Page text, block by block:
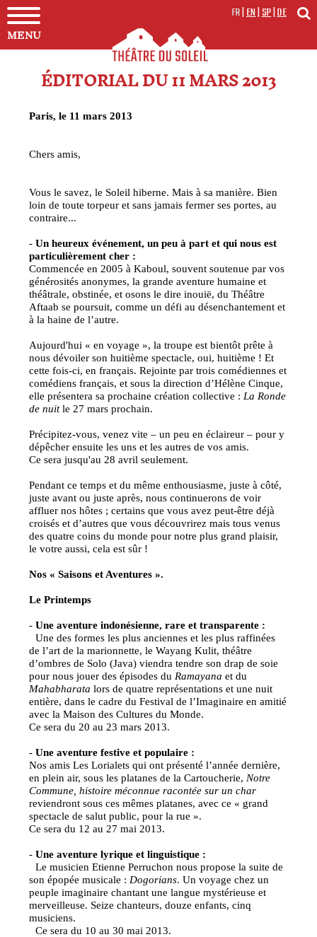
MENU
FR|EN|SP|DE
ÉDITORIAL DU 11 MARS 2013
Paris, le 11 mars 2013
Chers amis,
Vous le savez, le Soleil hiberne. Mais à sa manière. Bien
loin de toute torpeur et sans jamais fermer ses portes, au
contraire...
-Un heureux événement, un peu à part et qui nous est
particulièrement cher :
Commencée en 2005 à Kaboul, souvent soutenue par vos
générosités anonymes, la grande aventure humaine et
théâtrale, obstinée, et osons le dire inouië, du Théâtre
Aftaab se poursuit, comme un défi au désenchantement et
à la haine de l’autre.
Aujourd'hui « en voyage », la troupe est bientôt prête à
nous dévoiler son huitième spectacle, oui, huitième ! Et
cette fois-ci, en français. Rejointe par trois comédiennes et
comédiens français, et sous la direction d’Hélène Cinque,
elle présentera sa prochaine création collective : La Ronde
de nuitle 27 mars prochain.
Précipitez-vous, venez vite – un peu en éclaireur – pour y
dépêcher ensuite les uns et les autres de vos amis.
Ce sera jusqu'au 28 avril seulement.
Pendant ce temps et du même enthousiasme, juste à côté,
juste avant ou juste après, nous continuerons de voir
affluer nos hôtes ; certains que vous avez peut-être déjà
croisés et d’autres que vous découvrirez mais tous venus
des quatre coins du monde pour notre plus grand plaisir,
le votre aussi, cela est sûr !
Nos « Saisons et Aventures ».
Le Printemps
-Une aventure indonésienne, rare et transparente :
Une des formes les plus anciennes et les plus raffinées
de l’art de la marionnette, le Wayang Kulit, théâtre
d’ombres de Solo (Java) viendra tendre son drap de soie
pour nous jouer des épisodes du Ramayana et du
Mahabharata lors de quatre représentations et une nuit
entière, dans le cadre du Festival de l’Imaginaire en amitié
avec la Maison des Cultures du Monde.
Ce sera du 20 au 23 mars 2013.
-Une aventure festive et populaire :
Nos amis Les Lorialets qui ont présenté l’année dernière,
en plein air, sous les platanes de la Cartoucherie, Notre
Commune, histoire méconnue racontée sur un char
reviendront sous ces mêmes platanes, avec ce « grand
spectacle de salut public, pour la rue ».
Ce sera du 12 au 27 mai 2013.
-Une aventure lyrique et linguistique :
Le musicien Etienne Perruchon nous propose la suite de
son épopée musicale : Dogorians. Un voyage chez un
peuple imaginaire chantant une langue mystérieuse et
merveilleuse. Seize chanteurs, douze enfants, cinq
musiciens.
Ce sera du 10 au 30 mai 2013.